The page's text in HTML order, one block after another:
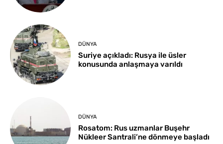
DÜNYA
Suriye açıkladı: Rusya ile üsler
konusunda anlaşmaya varıldı
DÜNYA
Rosatom: Rus uzmanlar Buşehr
Nükleer Santrali’ne dönmeye başladı